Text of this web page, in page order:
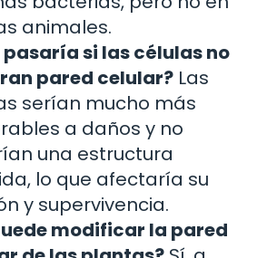
animales.
pasaría si las células no
pared celular? Las
serían mucho más
a daños y no
una estructura
lo que afectaría su
y supervivencia.
modificar la pared